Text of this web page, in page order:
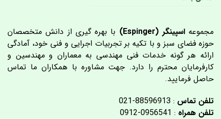
مجموعهاسپینگر (Espinger)
با بهره گیری از دانش متخصصان
حوزه فضای سبز و با تکیه بر تجربیات اجرایی و فنی خود، آمادگی
ارائه هر گونه خدمات فنی مهندسی به معماران و مهندسین و
کارفرمایان محترم را دارد. جهت مشاوره با همکاران ما تماس
حاصل فرمایید.
تلفن تماس : 88596913-021
تلفن همراه : 0956541-0912